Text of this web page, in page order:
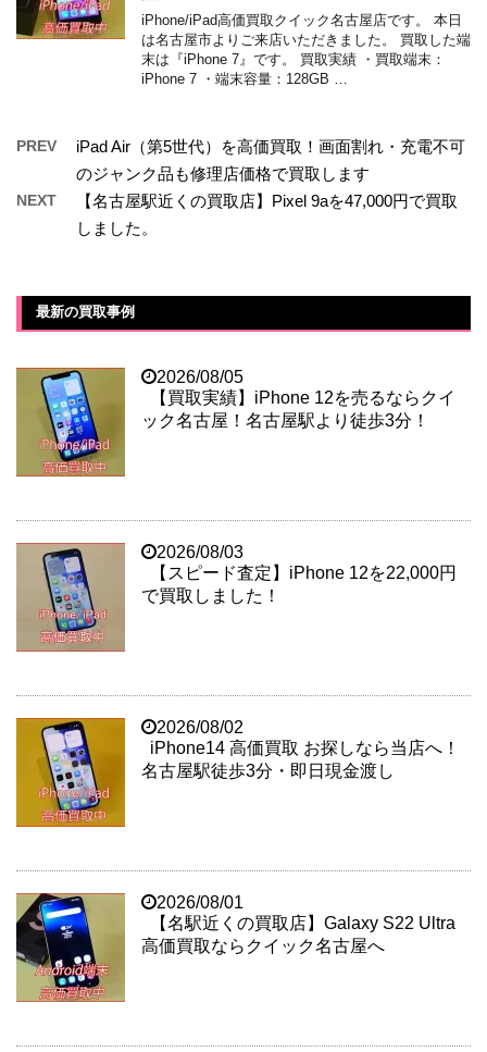
iPhone/iPad高価買取クイック名古屋店です。 本日
は名古屋市よりご来店いただきました。 買取した端
末は『iPhone 7』です。 買取実績 ・買取端末：
iPhone 7 ・端末容量：128GB …
PREV
iPad Air（第5世代）を高価買取！画面割れ・充電不可
のジャンク品も修理店価格で買取します
NEXT
【名古屋駅近くの買取店】Pixel 9aを47,000円で買取
しました。
最新の買取事例
2026/08/05
【買取実績】iPhone 12を売るならクイ
ック名古屋！名古屋駅より徒歩3分！
2026/08/03
【スピード査定】iPhone 12を22,000円
で買取しました！
2026/08/02
iPhone14 高価買取 お探しなら当店へ！
名古屋駅徒歩3分・即日現金渡し
2026/08/01
【名駅近くの買取店】Galaxy S22 Ultra
高価買取ならクイック名古屋へ